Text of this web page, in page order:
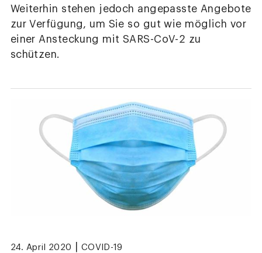
Weiterhin stehen jedoch angepasste Angebote
zur Verfügung, um Sie so gut wie möglich vor
einer Ansteckung mit SARS-CoV-2 zu
schützen.
24. April 2020 COVID-19